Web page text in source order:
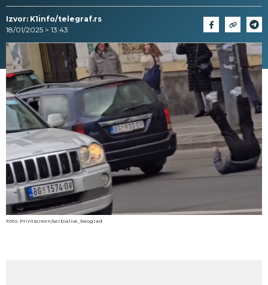
Izvor: K1info/telegraf.rs
18/01/2025 > 13:43
Foto: Printscreen/serbialive_beograd